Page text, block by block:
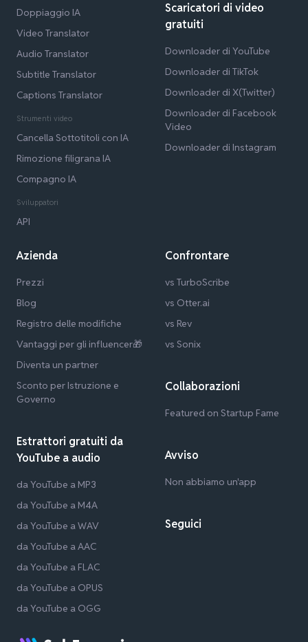
Doppiaggio IA
Video Translator
Audio Translator
Subtitle Translator
Captions Translator
Strumenti video
Cancella Sottotitoli con IA
Rimozione filigrana IA
Compagno IA
Sviluppatori
API
Scaricatori di video
gratuiti
Downloader di YouTube
Downloader di TikTok
Downloader di X(Twitter)
Downloader di Facebook
Video
Downloader di Instagram
Azienda
Prezzi
Blog
Registro delle modifiche
Vantaggi per gli influencer🎁
Diventa un partner
Sconto per Istruzione e
Governo
Estrattori gratuiti da
YouTube a audio
da YouTube a MP3
da YouTube a M4A
da YouTube a WAV
da YouTube a AAC
da YouTube a FLAC
da YouTube a OPUS
da YouTube a OGG
Confrontare
vs TurboScribe
vs Otter.ai
vs Rev
vs Sonix
Collaborazioni
Featured on Startup Fame
Avviso
Non abbiamo un'app
Seguici